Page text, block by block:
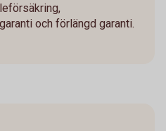
och förlängd garanti.